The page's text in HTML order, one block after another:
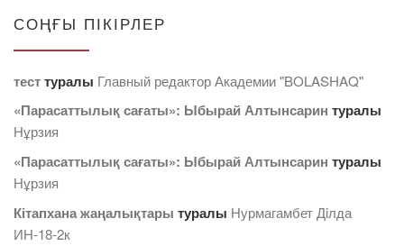
СОҢҒЫ ПІКІРЛЕР
тесттуралы Главный редактор Академии "BOLASHAQ"
«Парасаттылық сағаты»: Ыбырай Алтынсарин туралы
Нұрзия
«Парасаттылық сағаты»: Ыбырай Алтынсарин туралы
Нұрзия
Кітапхана жаңалықтары туралы Нурмагамбет Дiлда
ИН-18-2к